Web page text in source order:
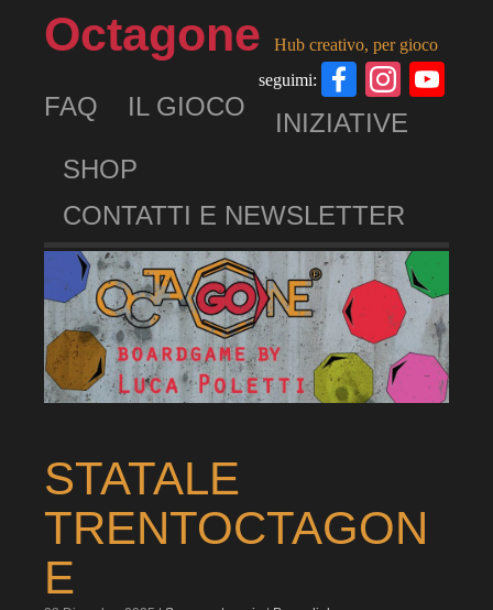
Octagone
Hub creativo, per gioco
seguimi:
Facebook
FAQ IL GIOCO
INIZIATIVE
SHOP
CONTATTI E NEWSLETTER
STATALE
TRENTOCTAGON
E